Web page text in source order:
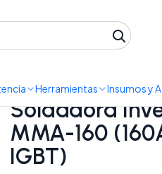
Herramientas Insumos y
Redbo Pro MMA-160
|
Soldadora
MMA-160
IGBT)